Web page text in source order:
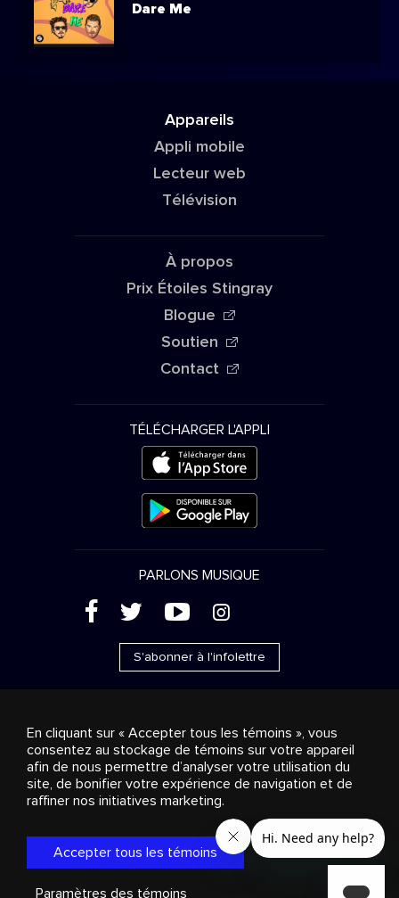
Dare Me
Appareils
Appli mobile
Lecteur web
Télévision
À propos
Prix Étoiles Stingray
Blogue
Soutien
Contact
TÉLÉCHARGER L'APPLI
PARLONS MUSIQUE
( ' + &
S'abonner à l'infolettre
Ventes publicitaires
Diffusion & distribution
Consommateurs
Solutions d’affaires Radio
propos
Cookies settings
© 2018-2025 Groupe Stingray Inc. Tous droits réservés.
, VOS AMBIANCES MUSICALES
et les autres
marques et logos reliés sont des marques de commerce du
Groupe Stingray au Canada, aux États-Unis et dans les autres
Conditions
En cliquant sur « Accepter tous les témoins », vous
consentez au stockage de témoins sur votre appareil
afin de nous permettre d’analyser votre utilisation du
site, de bonifier votre expérience de navigation et de
raffiner nos initiatives marketing.
Accepter tous les témoins
Paramètres des témoins